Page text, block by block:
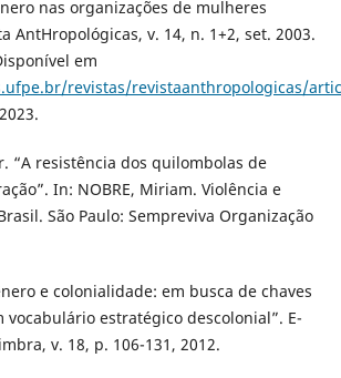
nas organizações de mulheres
AntHropológicas, v. 14, n. 1+2, set. 2003.
em
revistas/revistaanthropologicas/
“A resistência dos quilombolas de
In: NOBRE, Miriam. Violência e
São Paulo: Sempreviva Organização
e colonialidade: em busca de chaves
estratégico descolonial”. E-
v. 18, p. 106-131, 2012.